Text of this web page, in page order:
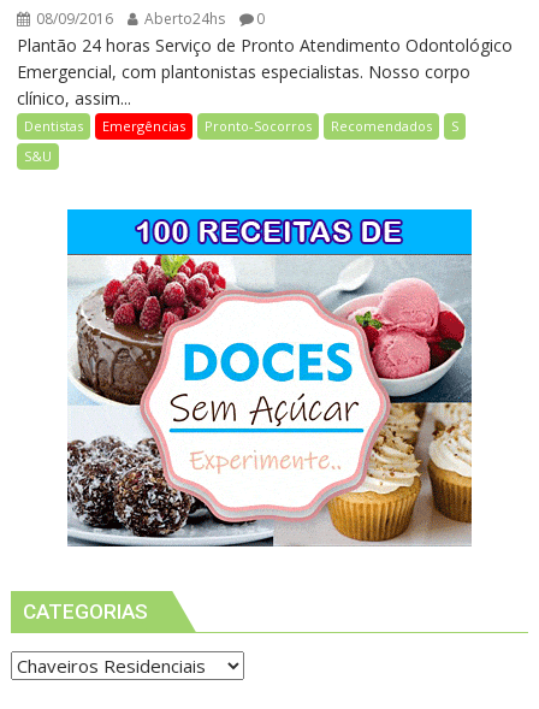
08/09/2016 Aberto24hs 0
Plantão 24 horas Serviço de Pronto Atendimento Odontológico
Emergencial, com plantonistas especialistas. Nosso corpo
clínico, assim...
Dentistas Emergências Pronto-Socorros Recomendados
S
S&U
CATEGORIAS
Categorias